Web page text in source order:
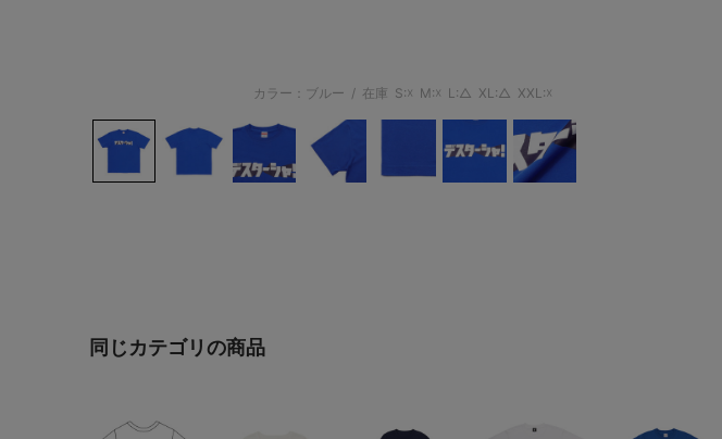
カラー：ブルー / 在庫 S:☓ M:☓ L:△ XL:△ XXL:☓
同じカテゴリの商品